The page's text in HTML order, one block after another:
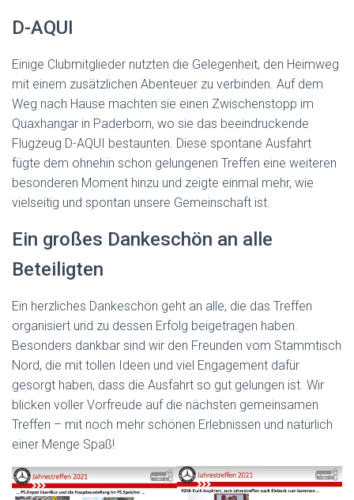
D-AQUI
Einige Clubmitglieder nutzten die Gelegenheit, den Heimweg
mit einem zusätzlichen Abenteuer zu verbinden. Auf dem
Weg nach Hause machten sie einen Zwischenstopp im
Quaxhangar in Paderborn, wo sie das beeindruckende
Flugzeug D-AQUI bestaunten. Diese spontane Ausfahrt
fügte dem ohnehin schon gelungenen Treffen eine weiteren
besonderen Moment hinzu und zeigte einmal mehr, wie
vielseitig und spontan unsere Gemeinschaft ist.
Ein großes Dankeschön an alle
Beteiligten
Ein herzliches Dankeschön geht an alle, die das Treffen
organisiert und zu dessen Erfolg beigetragen haben.
Besonders dankbar sind wir den Freunden vom Stammtisch
Nord, die mit tollen Ideen und viel Engagement dafür
gesorgt haben, dass die Ausfahrt so gut gelungen ist. Wir
blicken voller Vorfreude auf die nächsten gemeinsamen
Treffen – mit noch mehr schönen Erlebnissen und natürlich
einer Menge Spaß!